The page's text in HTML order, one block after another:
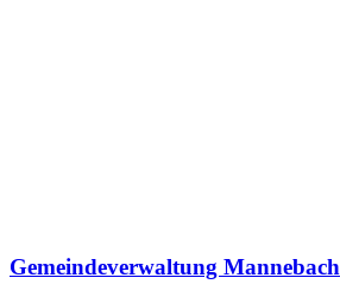
Gemeindeverwaltung Mannebach